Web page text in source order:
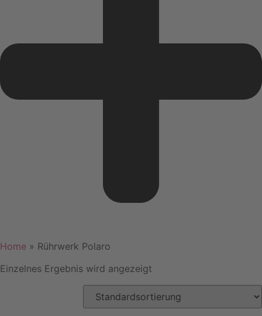
Home » Rührwerk Polaro
Einzelnes Ergebnis wird angezeigt